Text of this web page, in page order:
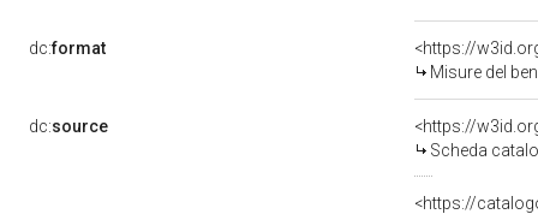
dc:format
<https://
Misure del
dc:source
<https://
Scheda
<https://